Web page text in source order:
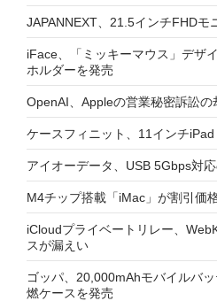
JAPANNEXT、21.5インチFHDモ
iFace、「ミッキーマウス」デザ
ホルダーを発売
OpenAI、Appleの営業秘密訴訟の
ケースフィニット、11インチ
アイオーデータ、USB 5Gbps対
M4チップ搭載「iMac」が割引価
iCloudプライベートリレー、
スが漏えい
ゴッパ、20,000mAhモバイルバ
燃ケースを発売